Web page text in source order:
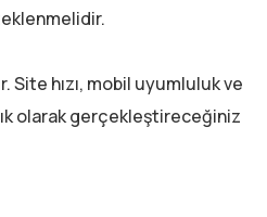
Site hızı, mobil uyumluluk ve
olarak gerçekleştireceğiniz